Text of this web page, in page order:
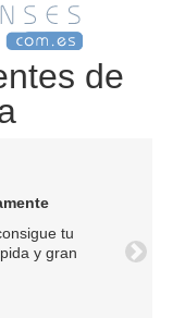
de
tu
y gran